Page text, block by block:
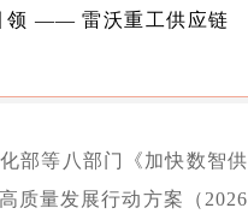
领 —— 雷沃重工供应链
部等八部门《加快数智供
质量发展行动方案（ 2026